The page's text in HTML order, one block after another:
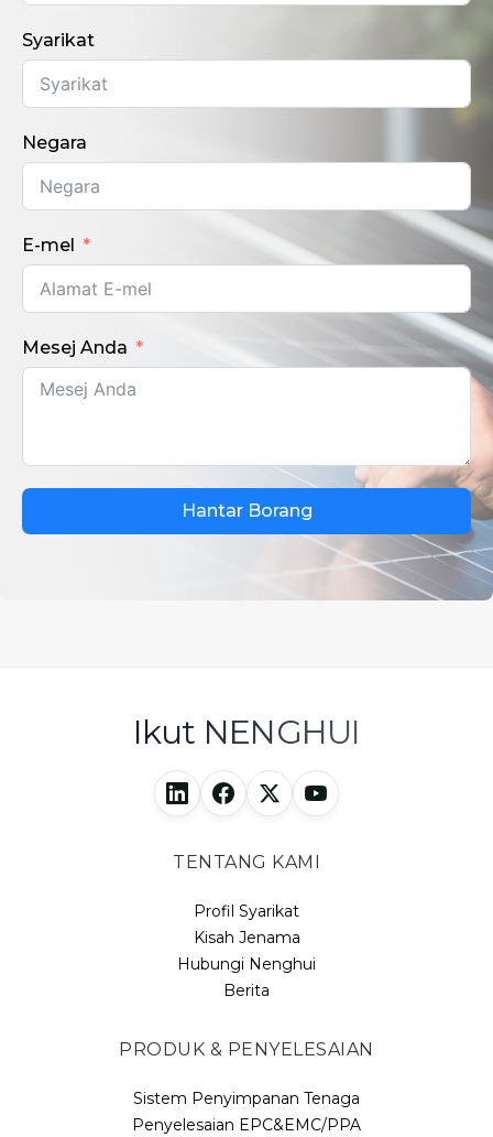
Syarikat
Negara
E-mel
Mesej Anda
Hantar Borang
Ikut NENGHUI
TENTANG KAMI
Profil Syarikat
Kisah Jenama
Hubungi Nenghui
Berita
PRODUK & PENYELESAIAN
Sistem Penyimpanan Tenaga
Penyelesaian EPC&EMC/PPA